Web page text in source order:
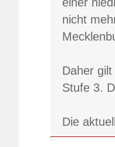
nicht
Daher
Stufe 3.
Die